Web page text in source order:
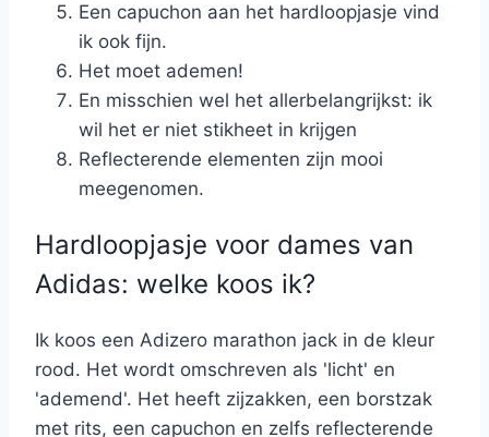
Een capuchon aan het hardloopjasje vind
ik ook fijn.
Het moet ademen!
En misschien wel het allerbelangrijkst: ik
wil het er niet stikheet in krijgen
Reflecterende elementen zijn mooi
meegenomen.
Hardloopjasje voor dames van
Adidas: welke koos ik?
Ik koos een Adizero marathon jack in de kleur
rood. Het wordt omschreven als 'licht' en
'ademend'. Het heeft zijzakken, een borstzak
met rits, een capuchon en zelfs reflecterende